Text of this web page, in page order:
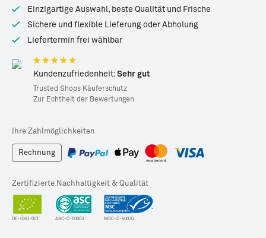
Einzigartige Auswahl, beste Qualität und Frische
Sichere und flexible Lieferung oder Abholung
Liefertermin frei wählbar
Kundenzufriedenheit: Sehr gut
Trusted Shops Käuferschutz
Zur Echtheit der Bewertungen
Ihre Zahlmöglichkeiten
Rechnung
Zertifizierte Nachhaltigkeit & Qualität
DE-ÖKO-001 ASC-C-00003 MSC-C-50070